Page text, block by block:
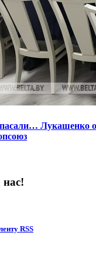
Лукашенко
RSS